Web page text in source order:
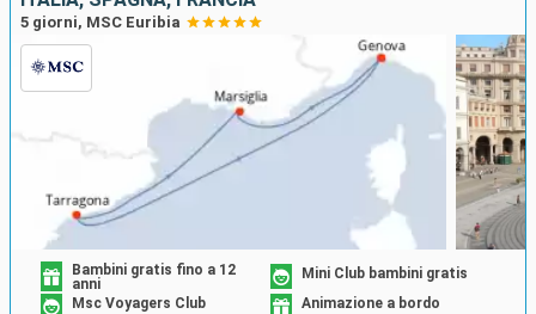
5 giorni, MSC Euribia
Bambini gratis fino a 12
anni
Mini Club bambini gratis
Msc Voyagers Club
Animazione a bordo